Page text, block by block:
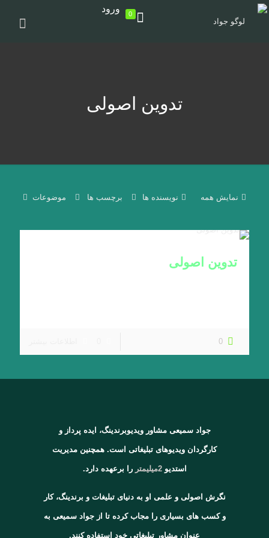
0 ورود
تدوین اصولی
موضوعات برچسب ها نویسنده ها نمایش همه
تدوین اصولی
0
جواد سمیعی مشاور ویدیوبرندینگ، ایده پرداز و
کارگردان ویدیوهای تبلیغاتی است. همچنین مدیریت
استدیو2میلیمتر را برعهده دارد.
نگرش اصولی و علمی او به دنیای تبلیغات و برندینگ، کار
و کسب های بسیاری را مجاب کرده تا از جواد سمیعی به
عنوان مشاور تبلیغاتی خود استفاده کنند.